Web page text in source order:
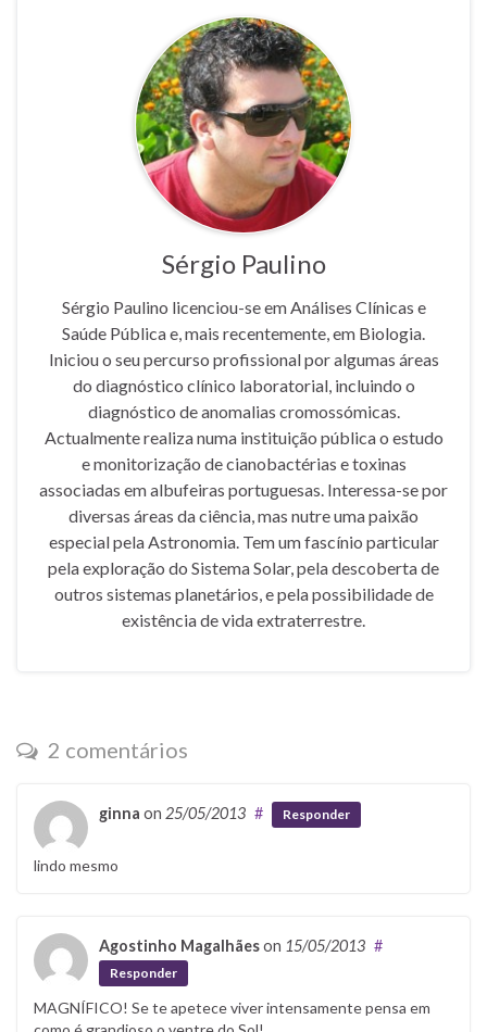
Sérgio Paulino
Sérgio Paulino licenciou-se em Análises Clínicas e
Saúde Pública e, mais recentemente, em Biologia.
Iniciou o seu percurso profissional por algumas áreas
do diagnóstico clínico laboratorial, incluindo o
diagnóstico de anomalias cromossómicas.
Actualmente realiza numa instituição pública o estudo
e monitorização de cianobactérias e toxinas
associadas em albufeiras portuguesas. Interessa-se por
diversas áreas da ciência, mas nutre uma paixão
especial pela Astronomia. Tem um fascínio particular
pela exploração do Sistema Solar, pela descoberta de
outros sistemas planetários, e pela possibilidade de
existência de vida extraterrestre.
2 comentários
ginna on 25/05/2013 # Responder
lindo mesmo
Agostinho Magalhãeson 15/05/2013 #
Responder
MAGNÍFICO! Se te apetece viver intensamente pensa em